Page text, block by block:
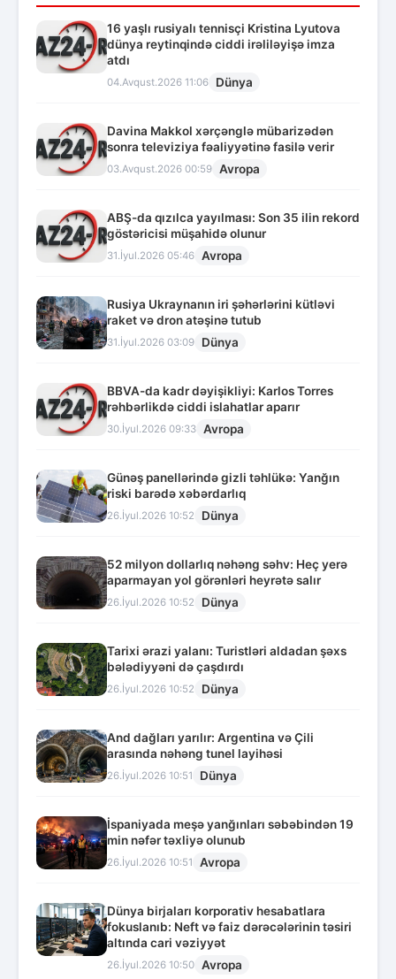
16 yaşlı rusiyalı tennisçi Kristina Lyutova
dünya reytinqində ciddi irəliləyişə imza
atdı
04.Avqust.2026 11:06 Dünya
Davina Makkol xərçənglə mübarizədən
sonra televiziya fəaliyyətinə fasilə verir
03.Avqust.2026 00:59 Avropa
ABŞ-da qızılca yayılması: Son 35 ilin rekord
göstəricisi müşahidə olunur
31.İyul.2026 05:46 Avropa
Rusiya Ukraynanın iri şəhərlərini kütləvi
raket və dron atəşinə tutub
31.İyul.2026 03:09 Dünya
BBVA-da kadr dəyişikliyi: Karlos Torres
rəhbərlikdə ciddi islahatlar aparır
30.İyul.2026 09:33 Avropa
Günəş panellərində gizli təhlükə: Yanğın
riski barədə xəbərdarlıq
26.İyul.2026 10:52 Dünya
52 milyon dollarlıq nəhəng səhv: Heç yerə
aparmayan yol görənləri heyrətə salır
26.İyul.2026 10:52 Dünya
Tarixi ərazi yalanı: Turistləri aldadan şəxs
bələdiyyəni də çaşdırdı
26.İyul.2026 10:52 Dünya
And dağları yarılır: Argentina və Çili
arasında nəhəng tunel layihəsi
26.İyul.2026 10:51 Dünya
İspaniyada meşə yanğınları səbəbindən 19
min nəfər təxliyə olunub
26.İyul.2026 10:51 Avropa
Dünya birjaları korporativ hesabatlara
fokuslanıb: Neft və faiz dərəcələrinin təsiri
altında cari vəziyyət
26.İyul.2026 10:50 Avropa